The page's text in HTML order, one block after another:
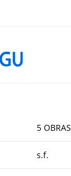
5 OBRAS
s.f.